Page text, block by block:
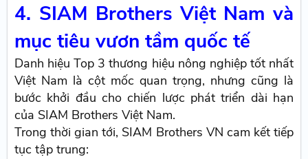
4. SIAM Brothers Việt Nam và
mục tiêu vươn tầm quốc tế
Danh hiệu Top 3 thương hiệu nông nghiệp tốt nhất
Việt Nam là cột mốc quan trọng, nhưng cũng là
bước khởi đầu cho chiến lược phát triển dài hạn
của SIAM Brothers Việt Nam.
Trong thời gian tới, SIAM Brothers VN cam kết tiếp
tục tập trung: